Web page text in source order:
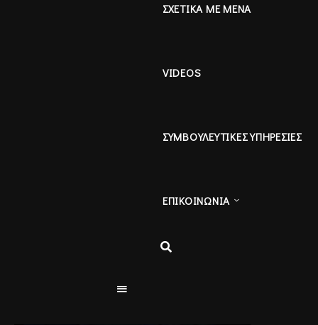
ΣΧΕΤΙΚΑ ΜΕ ΜΕΝΑ
VIDEOS
ΣΥΜΒΟΥΛΕΥΤΙΚΕΣ ΥΠΗΡΕΣΙΕΣ
ΕΠΙΚΟΙΝΩΝΙΑ